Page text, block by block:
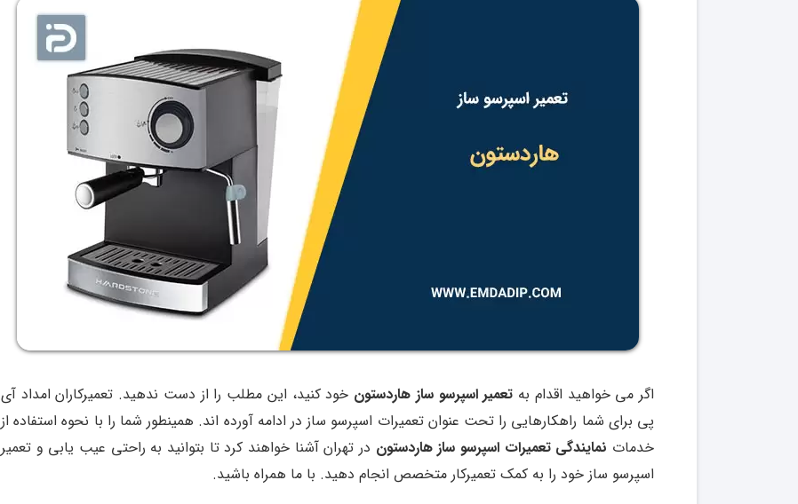
اگر می خواهید اقدام به تعمیر اسپرسو ساز هاردستون خود کنید، این مطلب را از دست ندهید. تعمیرکاران امداد آی
پی برای شما راهکارهایی را تحت عنوان تعمیرات اسپرسو ساز در ادامه آورده اند. همینطور شما را با نحوه استفاده از
خدمات نمایندگی تعمیرات اسپرسو ساز هاردستون در تهران آشنا خواهند کرد تا بتوانید به راحتی عیب یابی و تعمیر
اسپرسو ساز خود را به کمک تعمیرکار متخصص انجام دهید. با ما همراه باشید.